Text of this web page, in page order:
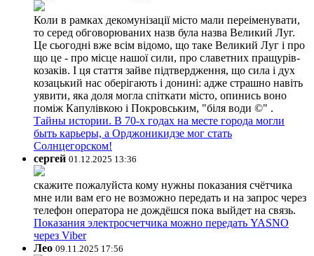
Коли в рамках декомунізації місто мали переіменувати,
то серед обговорюваних назв була назва Великий Луг.
Це сьогодні вже всім відомо, що таке Великий Луг і про
що це - про місце нашої сили, про славетних пращурів-
козаків. І ця стаття зайве підтвердження, що сила і дух
козацький нас оберігають і донині: адже страшно навіть
уявити, яка доля могла спіткати місто, опинись воно
поміж Капулівкою і Покровським, "біля води ©" .
Тайны истории. В 70-х годах на месте города могли
быть карьеры, а Орджоникидзе мог стать
Солнцегорском!
сергей 01.12.2025 13:36
скажите пожалуйста кому нужны показания счётчика
мне или вам его не возможно передать и на запрос через
телефон оператора не дождёшся пока выйдет на связь.
Показания электросчетчика можно передать YASNO
через Viber
Лео 09.11.2025 17:56